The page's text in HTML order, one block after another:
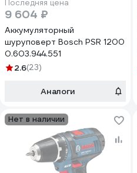
Последняя цена
9 604 ₽
Аккумуляторный
шуруповерт Bosch PSR 1200
0.603.944.551
2.6(23)
Аналоги
Нет в наличии